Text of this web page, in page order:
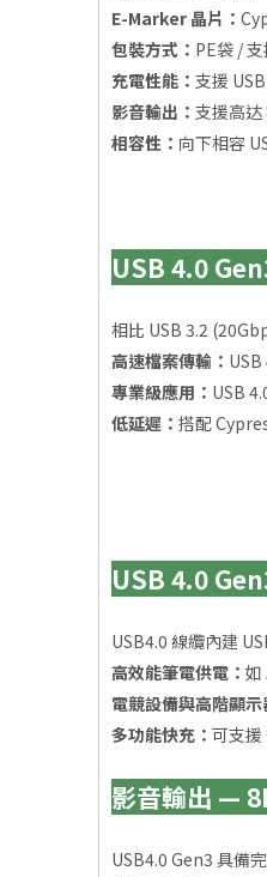
E-Marker 晶片：
包裝方式： PE袋 /
充電性能： 支援
影音輸出： 支援高达
相容性： 向下相容
USB 4.0
相比 USB 3.2
高速檔案傳輸：
專業級應用： USB
低延遲： 搭配
USB 4.0
USB4.0 線纜內建
高效能筆電供電： 如
電競設備與高階顯示
多功能快充： 可支援
影音輸出 —
USB4.0 Gen3 具備